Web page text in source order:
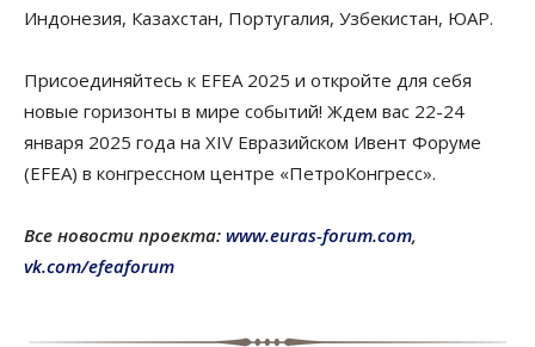
Индонезия, Казахстан, Португалия, Узбекистан, ЮАР.
Присоединяйтесь к EFEA 2025 и откройте для себя
новые горизонты в мире событий! Ждем вас 22-24
января 2025 года на XIV Евразийском Ивент Форуме
(EFEA) в конгрессном центре «ПетроКонгресс».
Все новости проекта: www.euras-forum.com,
vk.com/efeaforum